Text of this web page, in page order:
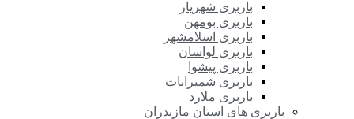
باربری شهریار
باربری بومهن
باربری اسلامشهر
باربری لواسان
باربری پیشوا
باربری شمیرانات
باربری ملارد
باربری های استان مازندران